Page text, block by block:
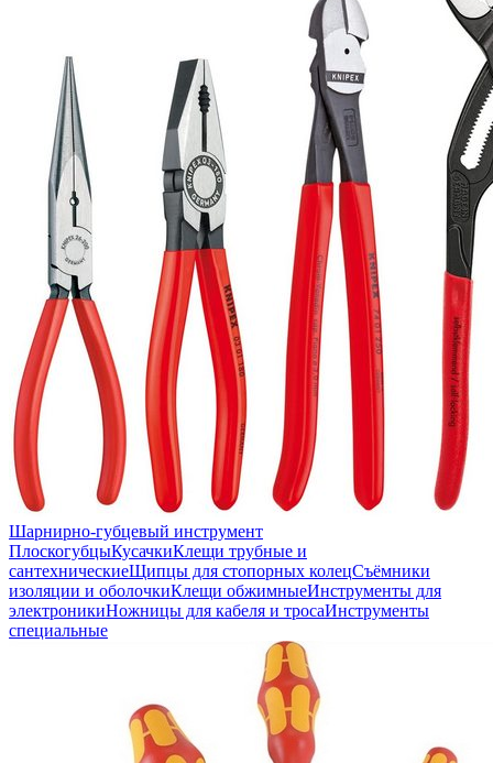
Шарнирно-губцевый инструмент
ПлоскогубцыКусачкиКлещи трубные и
сантехническиеЩипцы для стопорных колецСъёмники
изоляции и оболочкиКлещи обжимныеИнструменты для
электроникиНожницы для кабеля и тросаИнструменты
специальные